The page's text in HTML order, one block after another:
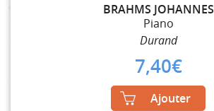
BRAHMS JOHANNES
Piano
Durand
7,40€
Ajouter